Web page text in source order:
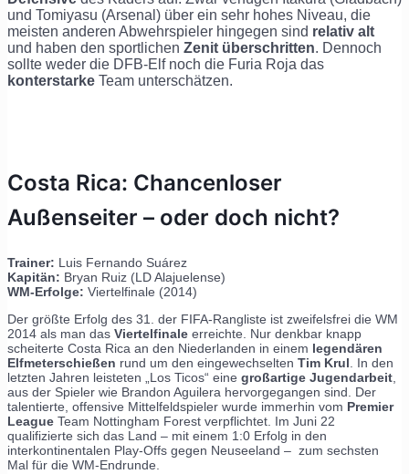
und Tomiyasu (Arsenal) über ein sehr hohes Niveau, die
meisten anderen Abwehrspieler hingegen sind relativ alt
und haben den sportlichen Zenit überschritten. Dennoch
sollte weder die DFB-Elf noch die Furia Roja das
konterstarke Team unterschätzen.
Costa Rica: Chancenloser
Außenseiter – oder doch nicht?
Trainer: Luis Fernando Suárez
Kapitän: Bryan Ruiz (LD Alajuelense)
WM-Erfolge: Viertelfinale (2014)
Der größte Erfolg des 31. der FIFA-Rangliste ist zweifelsfrei die WM
2014 als man das Viertelfinale erreichte. Nur denkbar knapp
scheiterte Costa Rica an den Niederlanden in einem legendären
Elfmeterschießen rund um den eingewechselten Tim Krul. In den
letzten Jahren leisteten „Los Ticos“ eine großartige Jugendarbeit,
aus der Spieler wie Brandon Aguilera hervorgegangen sind. Der
talentierte, offensive Mittelfeldspieler wurde immerhin vom Premier
League Team Nottingham Forest verpflichtet. Im Juni 22
qualifizierte sich das Land – mit einem 1:0 Erfolg in den
interkontinentalen Play-Offs gegen Neuseeland – zum sechsten
Mal für die WM-Endrunde.